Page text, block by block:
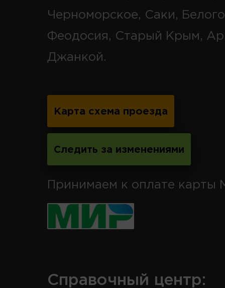
Черноморское, Саки,
Феодосия, Старый Крым,
Джанкой.
Карта схема проезда
Следить за изменениями
Принимаем к оплате карты
Справочный центр: